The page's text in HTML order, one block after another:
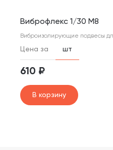
Виброфлекс 1/30 М8
Виброизолирующие подвесы
Цена за шт
610 ₽
В корзину